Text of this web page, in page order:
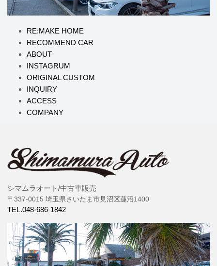
RE:MAKE HOME
RECOMMEND CAR
ABOUT
INSTAGRUM
ORIGINAL CUSTOM
INQUIRY
ACCESS
COMPANY
シマムラオート/中古車販売
〒337-0015 埼玉県さいたま市見沼区蓮沼1400
TEL.048-686-1842